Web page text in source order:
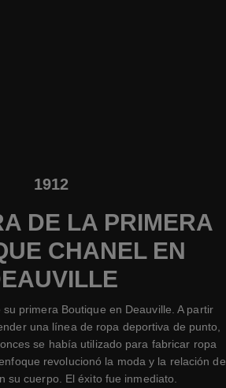
1912
DE LA PRIMERA
CHANEL EN
primera Boutique en Deauville. A partir
una línea de ropa deportiva de punto,
se había utilizado para fabricar ropa
revolucionó la moda y la relación de
su cuerpo. El éxito fue inmediato.